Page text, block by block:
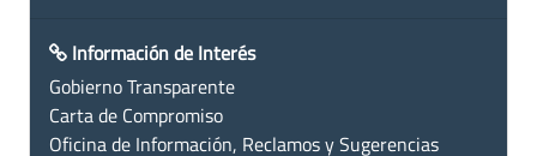
Información de Interés
Gobierno Transparente
Carta de Compromiso
Oficina de Información, Reclamos y Sugerencias